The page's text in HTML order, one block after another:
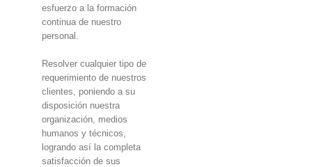
esfuerzo a la formación
continua de nuestro
personal.
Resolver cualquier tipo de
requerimiento de nuestros
clientes, poniendo a su
disposición nuestra
organización, medios
humanos y técnicos,
logrando así la completa
satisfacción de sus